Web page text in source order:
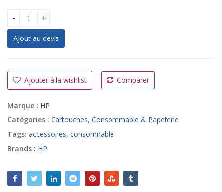
Cartouche d'encre Cyan originale HP 935 (C2P20AE) quantity
Ajout au devis
t
n
a
v
:
Ajouter à la wishlist Comparer
Marque : HP
Catégories : Cartouches, Consommable & Papeterie
Tags: accessoires, consomnable
Brands : HP